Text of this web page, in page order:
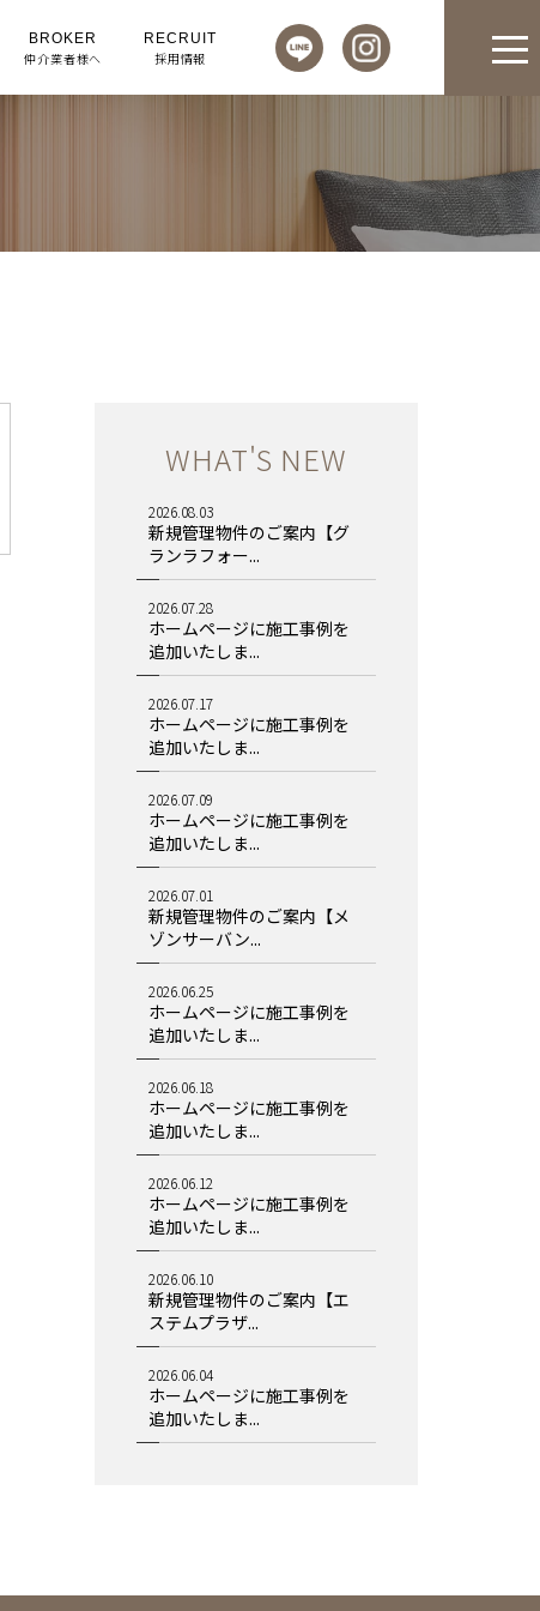
BROKER
仲介業者様へ
RECRUIT
採用情報
WHAT'S NEW
2026.08.03
新規管理物件のご案内【グ
ランラフォー...
2026.07.28
ホームページに施工事例を
追加いたしま...
2026.07.17
ホームページに施工事例を
追加いたしま...
2026.07.09
ホームページに施工事例を
追加いたしま...
2026.07.01
新規管理物件のご案内【メ
ゾンサーバン...
2026.06.25
ホームページに施工事例を
追加いたしま...
2026.06.18
ホームページに施工事例を
追加いたしま...
2026.06.12
ホームページに施工事例を
追加いたしま...
2026.06.10
新規管理物件のご案内【エ
ステムプラザ...
2026.06.04
ホームページに施工事例を
追加いたしま...